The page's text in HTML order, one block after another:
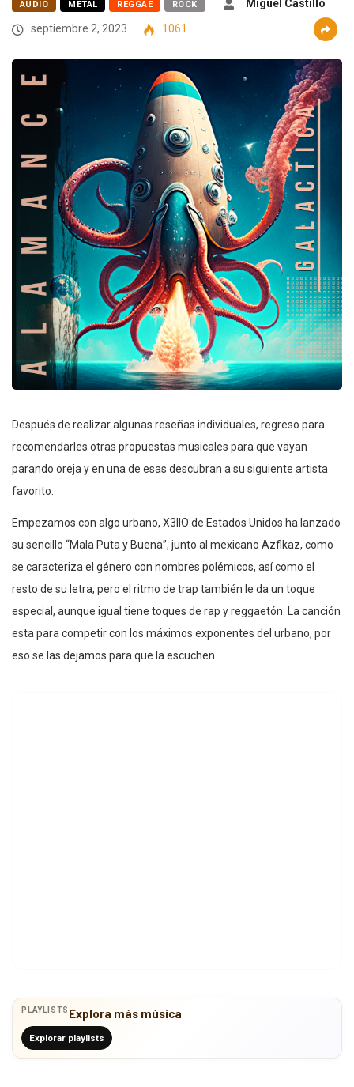
AUDIO METAL REGGAE ROCK
Miguel Castillo
septiembre 2, 2023
1061
Después de realizar algunas reseñas individuales, regreso para
recomendarles otras propuestas musicales para que vayan
parando oreja y en una de esas descubran a su siguiente artista
favorito.
Empezamos con algo urbano, X3llO de Estados Unidos ha lanzado
su sencillo “Mala Puta y Buena”, junto al mexicano Azfikaz, como
se caracteriza el género con nombres polémicos, así como el
resto de su letra, pero el ritmo de trap también le da un toque
especial, aunque igual tiene toques de rap y reggaetón. La canción
esta para competir con los máximos exponentes del urbano, por
eso se las dejamos para que la escuchen.
PLAYLISTS Explora más música
Explorar playlists